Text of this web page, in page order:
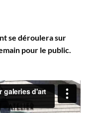
se déroulera sur
pour le public.